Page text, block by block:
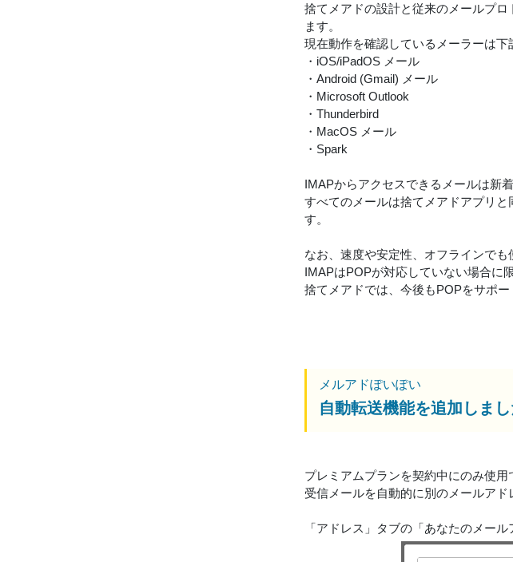
捨てメアドの設計と従来のメールプ
ます。
現在動作を確認しているメーラーは下
・iOS/iPadOS メール
・Android (Gmail) メール
・Microsoft Outlook
・Thunderbird
・MacOS メール
・Spark
IMAPからアクセスできるメールは新
すべてのメールは捨てメアドアプリ
す。
なお、速度や安定性、オフラインで
IMAPはPOPが対応していない場合に
捨てメアドでは、今後もPOPをサポー
メルアドぽいぽい
自動転送機能を追加しま
プレミアムプランを契約中にのみ使用
受信メールを自動的に別のメールアド
「アドレス」タブの「あなたのメー